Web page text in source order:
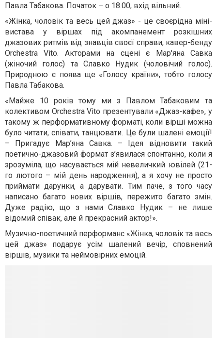
Павла Табакова. Початок – о 18.00, вхід вільний.
«Жінка, чоловік та весь цей джаз» - це своєрідна міні-
вистава у віршах під акомпанемент розкішних
джазових ритмів від знавців своєї справи, кавер-бенду
Orchestra Vito. Акторами на сцені є Мар'яна Савка
(жіночий голос) та Славко Нудик (чоловічий голос).
Природною є поява ще «Голосу країни», тобто голосу
Павла Табакова.
«Майже 10 років тому ми з Павлом Табаковим та
колективом Orchestra Vito презентували «Джаз-кафе», у
такому ж перформативному форматі, коли вірші можна
було читати, співати, танцювати. Це були шалені емоції!
– Пригадує Мар’яна Савка. – Ідея відновити такий
поетично-джазовий формат з’явилася спонтанно, коли я
зрозуміла, що насувається мій невеличкий ювілей (21-
го лютого – мій день народження), а я хочу не просто
приймати дарунки, а дарувати. Тим паче, з того часу
написано багато нових віршів, пережито багато змін.
Дуже радію, що з нами Славко Нудик – не лише
відомий співак, але й прекрасний актор!».
Музично-поетичний перформанс «Жінка, чоловік та весь
цей джаз» подарує усім шалений вечір, сповнений
віршів, музики та неймовірних емоцій.